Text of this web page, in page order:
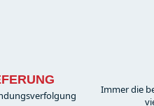
Immer die